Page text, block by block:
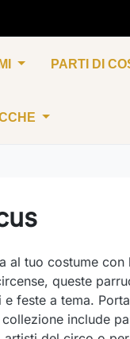
PARTI DI
al tuo costume
queste
e feste a tema.
include